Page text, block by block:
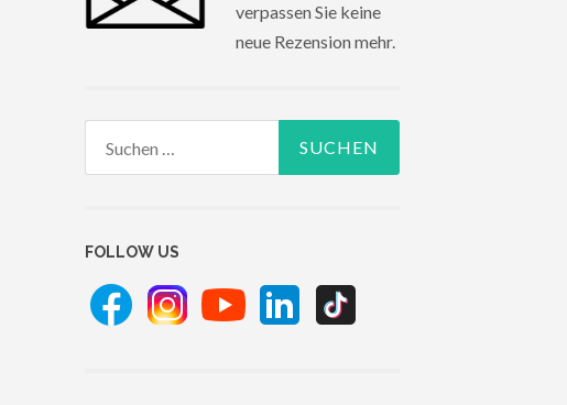
verpassen Sie keine
neue Rezension mehr.
FOLLOW US